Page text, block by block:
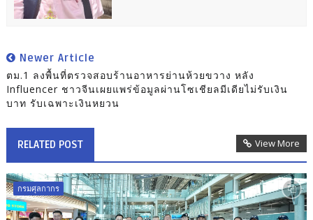
Newer Article
ตม.1 ลงพื้นที่ตรวจสอบร้านอาหารย่านห้วยขวาง หลัง
Influencer ชาวจีนเผยแพร่ข้อมูลผ่านโซเชียลมีเดียไม่รับเงิน
บาท รับเฉพาะเงินหยวน
RELATED POST View More
กรมศุลกากร